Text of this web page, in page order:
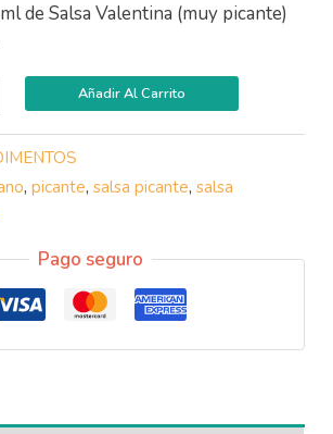
de Salsa Valentina (muy picante)
Añadir Al Carrito
,picante,salsa picante,salsa
Pago seguro